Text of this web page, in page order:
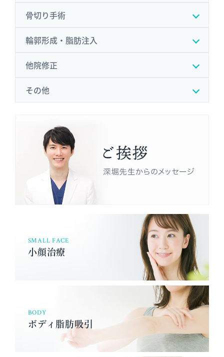
骨切り手術
輪郭形成・脂肪注入
他院修正
その他
SMALL FACE
小顔治療
BODY
ボディ脂肪吸引